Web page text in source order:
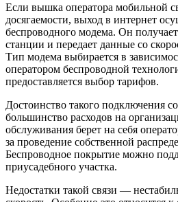
Если вышка оператора мобильной
досягаемости, выход в интернет
беспроводного модема. Он
станции и передает данные со
Тип модема выбирается в
оператором беспроводной
предоставляется выбор тарифов.
Достоинство такого подключения
большинство расходов на
обслуживания берет на себя
за проведение собственной
Беспроводное покрытие можно
приусадебного участка.
Недостатки такой связи —